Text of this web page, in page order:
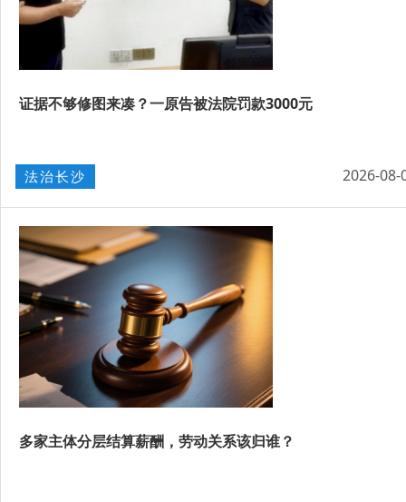
证据不够修图来凑？一原告被法院罚款3000元
法治长沙 2026-08-
多家主体分层结算薪酬，劳动关系该归谁？